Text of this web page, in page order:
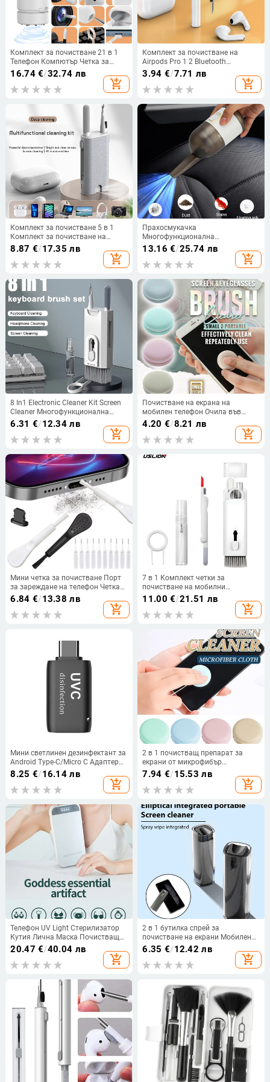
Комплект за почистване 21 в 1
Телефон Компютър Четка за
клавиатура Слушалки
Почистваща писалка Комплект
за почистване на екрана за
16.74€/32.74 лв
add_shopping_cart
Комплект за почистване на
Airpods Pro 1 2 Bluetooth
слушалки Cleaning Pen Airpods
Pro Case Инструменти за
почистване на iPhone Xiaomi
3.94 €/7.71 лв
add_shopping_cart
Комплект за почистване 5 в 1
Комплект за почистване на
екрана на лаптоп
Многофункционален инструмент
за почистване на безжични
8.87 €/17.35 лв
add_shopping_cart
Прахосмукачка
Многофункционална
високомощна настолна метачна
машина с нисък шум Преносима
ръчна безжична прахосмукачка
13.16 €/25.74 лв
add_shopping_cart
8 In1 Electronic Cleaner Kit Screen
Cleaner Многофункционална
почистваща четка за слушалки,
телефон, клавиатура, лаптоп,
компютър, монитор, камера
6.31 €/12.34 лв
add_shopping_cart
Почистване на екрана на
мобилен телефон Очила във
формата на макарон Огледално-
рефлексни фотоапарати
Почистване на
инструменти за почистване на
стъкла Почистващ препарат за
стъкла Висулка за ключ Подарък
4.20 €/8.21 лв
add_shopping_cart
Мини четка за почистване Порт
за зареждане на телефон Четка
за почистване на прах Душ Четка
за почистване на прах
Инструмент за почистване на
6.84 €/13.38 лв
add_shopping_cart
7 в 1 Комплект четки за
почистване на мобилни
телефони Писалка за почистване
на слушалки за слушалки iPad
iPhone Инструменти за
Комплект за издърпване на
11.00 €/21.51 лв
add_shopping_cart
Мини светлинен дезинфектант за
Android Type-C/Micro C Адаптер
за мобилен телефон UVC
светлина USB Преносима UV
дезинфекцираща светлина C
8.25 €/16.14 лв
add_shopping_cart
2 в 1 почистващ препарат за
екрани от микрофибър
Запушалка за прах Мобилен
телефон Инструмент за
почистване на очила Кръгла
таблет iPhone iPad
7.94 €/15.53 лв
add_shopping_cart
Телефон UV Light Стерилизатор
Кутия Лична Маска Почистващ
Дезинфектант С Телефон
Безжично Зарядно За
Дезинфекция Стерилизация на
20.47 €/40.04 лв
add_shopping_cart
2 в 1 бутилка спрей за
почистване на екрани Мобилен
телефон Таблет Компютър
Почистващи кърпички за екрани
за iPhone iPad Samsung Xiaomi
6.35 €/12.42 лв
add_shopping_cart